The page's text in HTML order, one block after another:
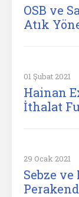
OSB ve
Atık
01 Şubat 2021
Hainan
İthalat
29 Ocak 2021
Sebze